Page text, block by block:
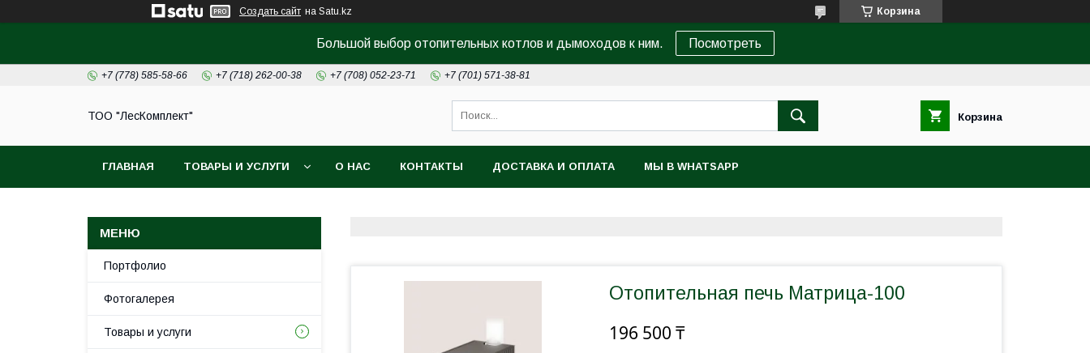
Создать сайт на Satu.kz Корзина
Большой выбор отопительных котлов и дымоходов к ним. Посмотреть
+7 (778) 585-58-66 +7 (718) 262-00-38 +7 (708) 052-23-71 +7 (701) 571-38-81
ТОО "ЛесКомплект" Корзина
ГЛАВНАЯ ТОВАРЫ И УСЛУГИ О НАС КОНТАКТЫ ДОСТАВКА И ОПЛАТА МЫ В WHATSAPP
Отопительная печь Матрица-100
196 500 ₸
Портфолио
Фотогалерея
Товары и услуги